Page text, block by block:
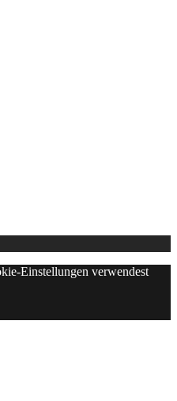
Einstellungen verwendest